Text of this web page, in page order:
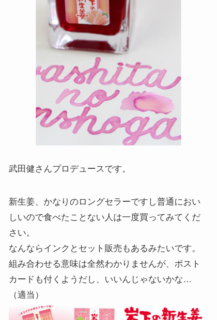
武田健さんプロデュースです。
新生姜、かなりのロングセラーですし普通におい
しいので食べたことない人は一度買ってみてくだ
さい。
なんならインクとセット販売もあるみたいです。
組み合わせる意味は全然わかりませんが、ポスト
カードも付くようだし、いいんじゃないかな…
（適当）